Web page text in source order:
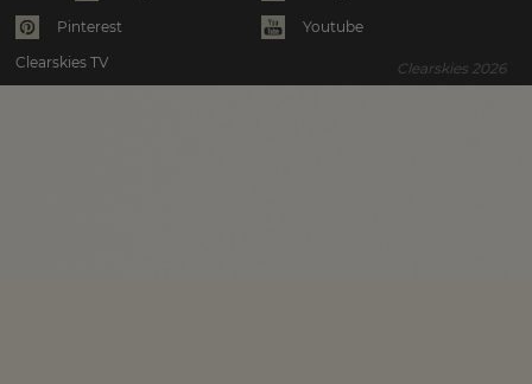
Pinterest
Youtube
Clearskies TV
Clearskies 2026